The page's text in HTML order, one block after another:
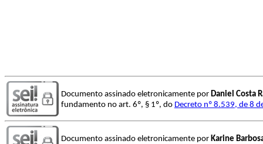
Documento assinado eletronicamente por Daniel Costa
fundamento no art. 6º, § 1º, do Decreto nº 8.539, de 8
Documento assinado eletronicamente por Karine